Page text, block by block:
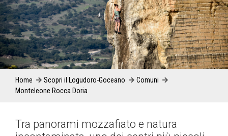
Home Scopri il Logudoro-Goceano
Comuni
Monteleone Rocca Doria
Tra panorami mozzafiato e natura